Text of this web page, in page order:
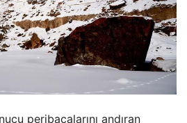
peribacalarını andıran